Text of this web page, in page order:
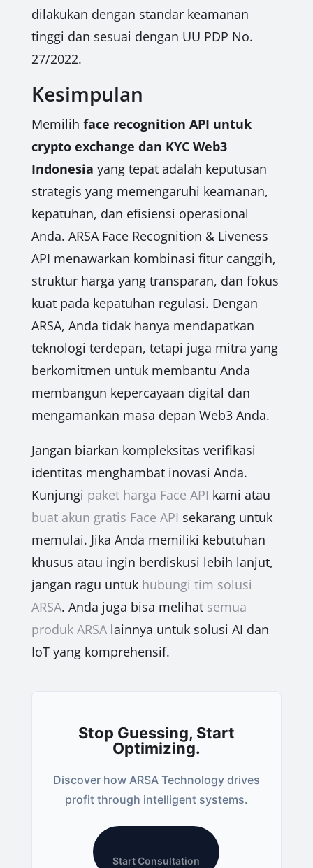
dilakukan dengan standar keamanan
tinggi dan sesuai dengan UU PDP No.
27/2022.
Kesimpulan
Memilih face recognition API untuk
crypto exchange dan KYC Web3
Indonesia yang tepat adalah keputusan
strategis yang memengaruhi keamanan,
kepatuhan, dan efisiensi operasional
Anda. ARSA Face Recognition & Liveness
API menawarkan kombinasi fitur canggih,
struktur harga yang transparan, dan fokus
kuat pada kepatuhan regulasi. Dengan
ARSA, Anda tidak hanya mendapatkan
teknologi terdepan, tetapi juga mitra yang
berkomitmen untuk membantu Anda
membangun kepercayaan digital dan
mengamankan masa depan Web3 Anda.
Jangan biarkan kompleksitas verifikasi
identitas menghambat inovasi Anda.
Kunjungi paket harga Face API kami atau
buat akun gratis Face API sekarang untuk
memulai. Jika Anda memiliki kebutuhan
khusus atau ingin berdiskusi lebih lanjut,
jangan ragu untuk hubungi tim solusi
ARSA. Anda juga bisa melihat semua
produk ARSAlainnya untuk solusi AI dan
IoT yang komprehensif.
Stop Guessing, Start
Optimizing.
Discover how ARSA Technology drives
profit through intelligent systems.
Start Consultation